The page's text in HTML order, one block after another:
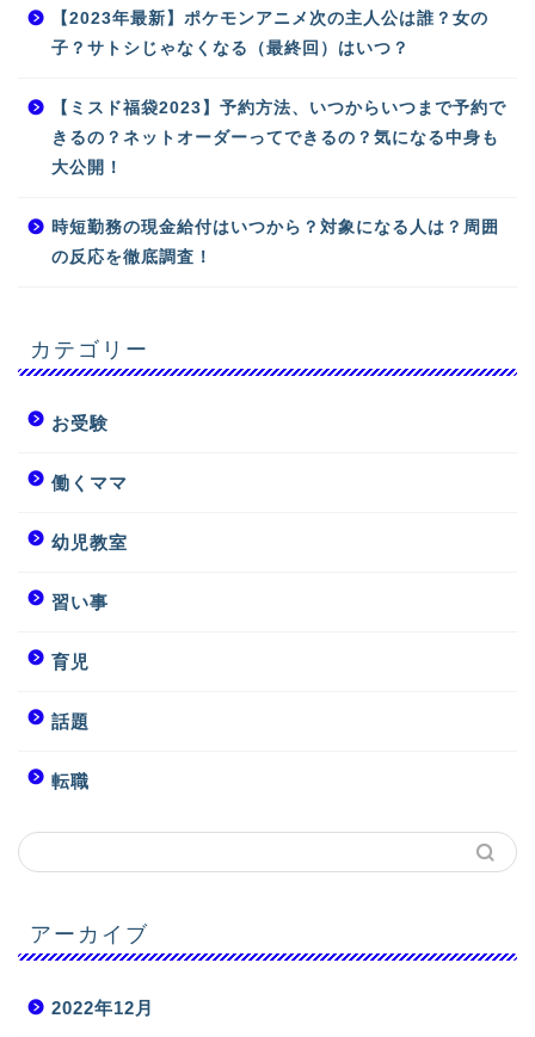
【2023年最新】ポケモンアニメ次の主人公は誰？女の
子？サトシじゃなくなる（最終回）はいつ？
【ミスド福袋2023】予約方法、いつからいつまで予約で
きるの？ネットオーダーってできるの？気になる中身も
大公開！
時短勤務の現金給付はいつから？対象になる人は？周囲
の反応を徹底調査！
カテゴリー
お受験
働くママ
幼児教室
習い事
育児
話題
転職
アーカイブ
2022年12月